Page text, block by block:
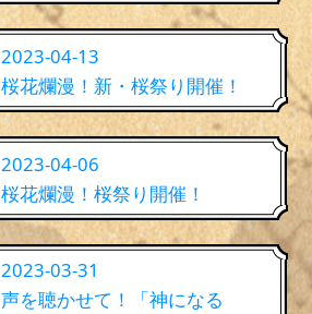
2023-04-13
桜花爛漫！新・桜祭り開催！
2023-04-06
桜花爛漫！桜祭り開催！
2023-03-31
声を聴かせて！「神になる